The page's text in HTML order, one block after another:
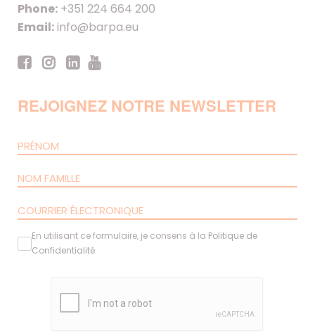
Phone: +351 224 664 200
Email:info@barpa.eu
REJOIGNEZ NOTRE NEWSLETTER
En utilisant ce formulaire, je consens à la Politique de
Confidentialité.